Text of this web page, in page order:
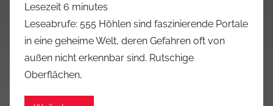
Lesezeit 6 minutes
Leseabrufe: 555 Höhlen sind faszinierende Portale
in eine geheime Welt, deren Gefahren oft von
außen nicht erkennbar sind. Rutschige
Oberflächen,